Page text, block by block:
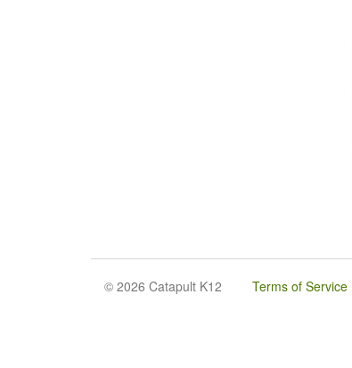
© 2026 Catapult K12 Terms of Service